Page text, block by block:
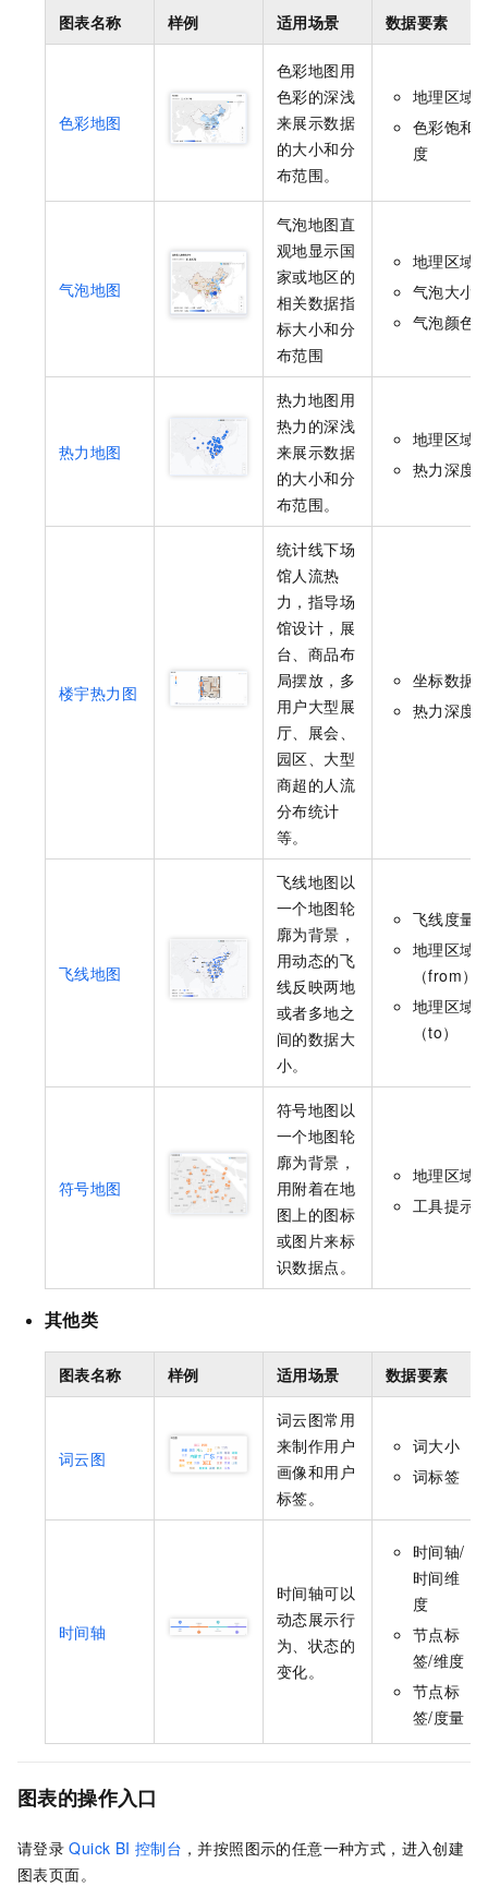
图表名称 样例 适用场景 数据要素
色彩地图
色彩地图用
色彩的深浅
来展示数据
的大小和分
布范围。
地理区域
色彩饱和
度
气泡地图
气泡地图直
观地显示国
家或地区的
相关数据指
标大小和分
布范围
地理区域
气泡大小
气泡颜色
热力地图
热力地图用
热力的深浅
来展示数据
的大小和分
布范围。
地理区域
热力深度
楼宇热力图
统计线下场
馆人流热
力，指导场
馆设计，展
台、商品布
局摆放，多
用户大型展
厅、展会、
园区、大型
商超的人流
分布统计
等。
坐标数据
热力深度
飞线地图
飞线地图以
一个地图轮
廓为背景，
用动态的飞
线反映两地
或者多地之
间的数据大
小。
飞线度量
地理区域
（from）
地理区域
（to）
符号地图
符号地图以
一个地图轮
廓为背景，
用附着在地
图上的图标
或图片来标
识数据点。
地理区域
工具提示
其他类
图表名称 样例 适用场景 数据要素
词云图
词云图常用
来制作用户
画像和用户
标签。
词大小
词标签
时间轴
时间轴可以
动态展示行
为、状态的
变化。
时间轴/
时间维
度
节点标
签/维度
节点标
签/度量
图表的操作入口
请登录 Quick BI 控制台 ，并按照图示的任意一种方式，进入创建
图表页面。